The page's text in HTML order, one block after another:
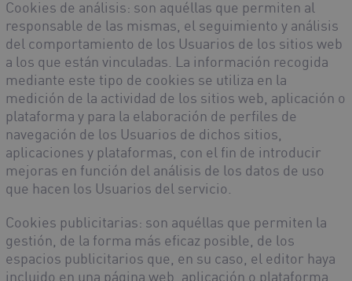
Cookies de análisis: son aquéllas que permiten al
responsable de las mismas, el seguimiento y análisis
del comportamiento de los Usuarios de los sitios web
a los que están vinculadas. La información recogida
mediante este tipo de cookies se utiliza en la
medición de la actividad de los sitios web, aplicación o
plataforma y para la elaboración de perfiles de
navegación de los Usuarios de dichos sitios,
aplicaciones y plataformas, con el fin de introducir
mejoras en función del análisis de los datos de uso
que hacen los Usuarios del servicio.
Cookies publicitarias: son aquéllas que permiten la
gestión, de la forma más eficaz posible, de los
espacios publicitarios que, en su caso, el editor haya
incluido en una página web, aplicación o plataforma